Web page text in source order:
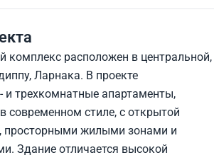
комплекс расположен в центральной,
Ларнака. В проекте
и трехкомнатные апартаменты,
современном стиле, с открытой
просторными жилыми зонами и
Здание отличается высокой